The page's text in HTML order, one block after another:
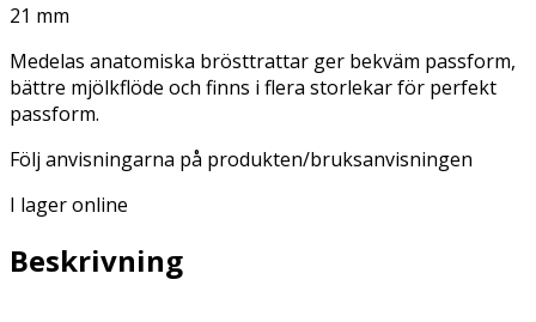
21 mm
Medelas anatomiska brösttrattar ger bekväm passform,
bättre mjölkflöde och finns i flera storlekar för perfekt
passform.
Följ anvisningarna på produkten/bruksanvisningen
I lager online
Beskrivning